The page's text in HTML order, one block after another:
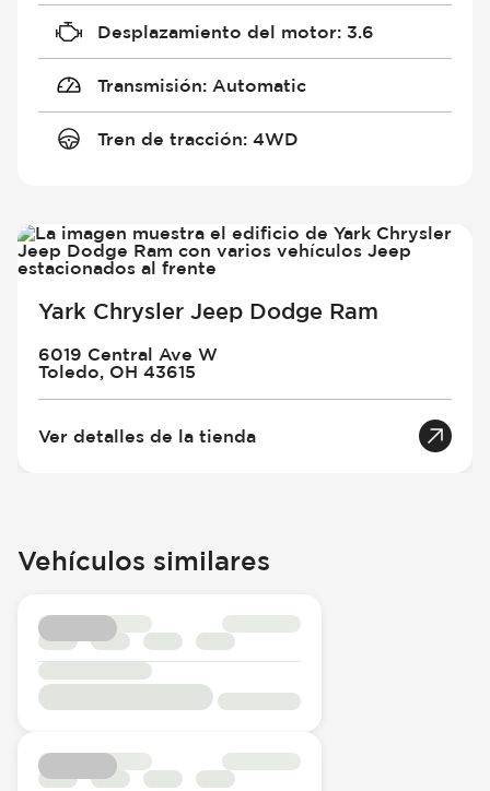
Desplazamiento del motor: 3.6
Transmisión: Automatic
Tren de tracción: 4WD
Yark Chrysler Jeep Dodge Ram
6019 Central Ave W
Toledo, OH 43615
Ver detalles de la tienda
Vehículos similares